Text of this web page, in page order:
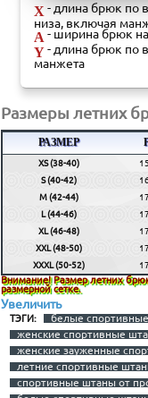
X - длина брюк по
низа, включая
A - ширина брюк
Y- длина брюк по
манжета
Размеры летних
РАЗМЕР
XS (38-40)
S (40-42)
M (42-44)
L (44-46)
XL (46-48)
XXL (48-50)
XXXL (50-52)
Внимание! Размер летних
размерной сетке.
Увеличить
ТЭГИ: белые
женские спортивные
женские зауженные
летние спортивные
спортивные штаны от